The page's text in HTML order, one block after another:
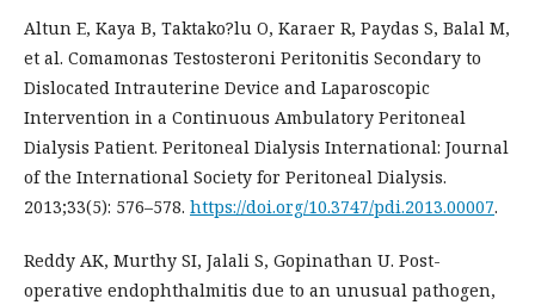
Altun E, Kaya B, Taktako?lu O, Karaer R, Paydas S, Balal M,
et al. Comamonas Testosteroni Peritonitis Secondary to
Dislocated Intrauterine Device and Laparoscopic
Intervention in a Continuous Ambulatory Peritoneal
Dialysis Patient. Peritoneal Dialysis International: Journal
of the International Society for Peritoneal Dialysis.
2013;33(5): 576–578. https://doi.org/10.3747/pdi.2013.00007.
Reddy AK, Murthy SI, Jalali S, Gopinathan U. Post-
operative endophthalmitis due to an unusual pathogen,